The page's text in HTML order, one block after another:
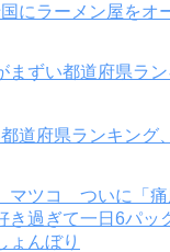
にラーメン屋をオ
道府県ランキング